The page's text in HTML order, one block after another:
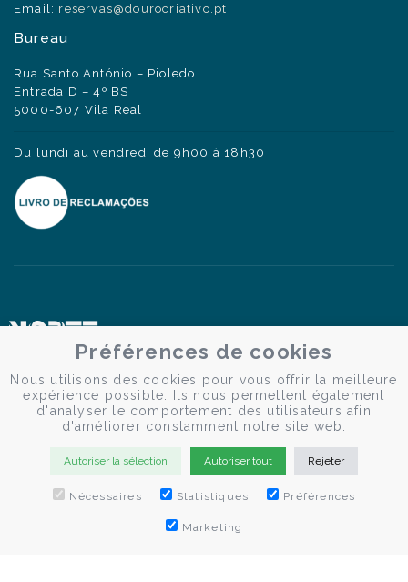
RÉSERVEZ MAINTENANT
Email: reservas@dourocriativo.pt
Bureau
Rua Santo António – Pioledo
Entrada D – 4º BS
5000-607 Vila Real
Du lundi au vendredi de 9h00 à 18h30
Préférences de cookies
Nous utilisons des cookies pour vous offrir la meilleure
expérience possible. Ils nous permettent également
d'analyser le comportement des utilisateurs afin
d'améliorer constamment notre site web.
Autoriser la sélection Autoriser tout Rejeter
Nécessaires Statistiques Préférences
Marketing